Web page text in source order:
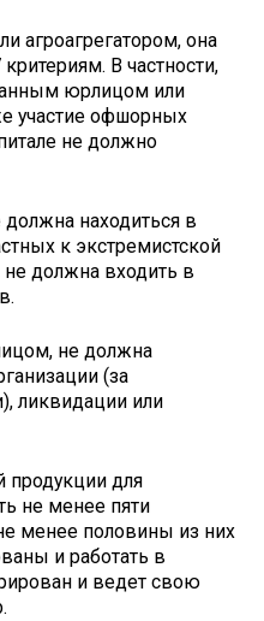
агроагрегатором, она
В частности,
юрлицом или
участие офшорных
не должно
находиться в
к экстремистской
не должна входить в
не должна
(за
ликвидации или
для
не менее пяти
менее половины из них
и работать в
и ведет свою